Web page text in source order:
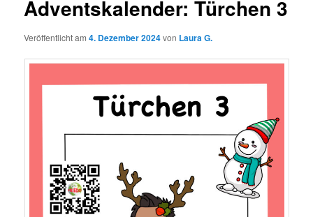
Adventskalender: Türchen 3
Veröffentlicht am4. Dezember 2024von Laura G.